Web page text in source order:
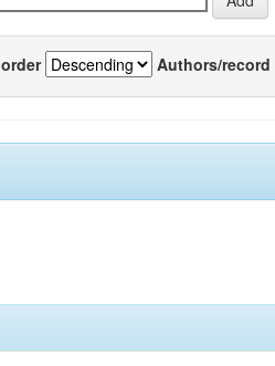
Authors/record